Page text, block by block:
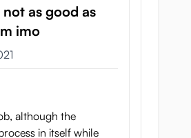
as good as
imo
although the
in itself while